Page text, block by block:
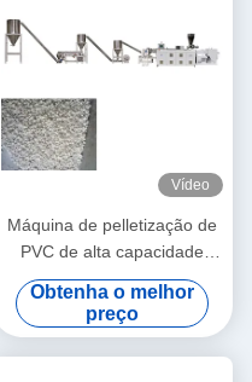
Vídeo
Máquina de pelletização de
PVC de alta capacidade
Linha de produção de
grânulos de reciclagem de
PVC para cabos de pellets
transparentes de PVC
Obtenha o melhor
preço